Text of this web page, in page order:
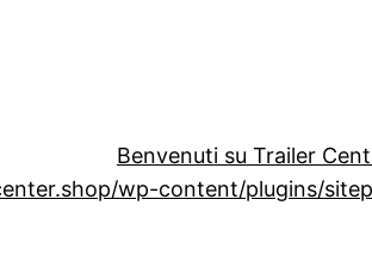
Benvenuti su Trailer
wp-content/plugins/